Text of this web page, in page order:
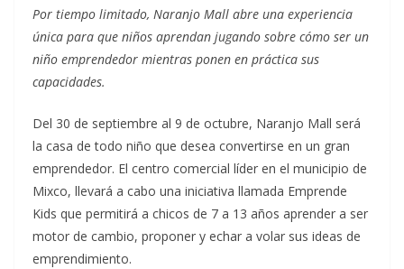
Por tiempo limitado, Naranjo Mall abre una experiencia
única para que niños aprendan jugando sobre cómo ser un
niño emprendedor mientras ponen en práctica sus
capacidades.
Del 30 de septiembre al 9 de octubre, Naranjo Mall será
la casa de todo niño que desea convertirse en un gran
emprendedor. El centro comercial líder en el municipio de
Mixco, llevará a cabo una iniciativa llamada Emprende
Kids que permitirá a chicos de 7 a 13 años aprender a ser
motor de cambio, proponer y echar a volar sus ideas de
emprendimiento.